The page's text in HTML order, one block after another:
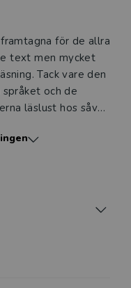
för de allra
text men mycket
Tack vare den
och de
läslust hos såväl
förekommer